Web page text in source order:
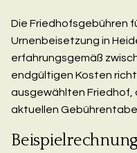
Die Friedhofsgebühren
Urnenbeisetzung in
erfahrungsgemäß
endgültigen Kosten
ausgewählten Friedhof,
aktuellen